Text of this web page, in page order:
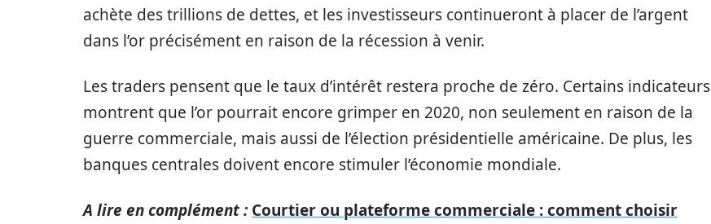
achète des trillions de dettes, et les investisseurs continueront à placer de l’argent
dans l’or précisément en raison de la récession à venir.
Les traders pensent que le taux d’intérêt restera proche de zéro. Certains indicateurs
montrent que l’or pourrait encore grimper en 2020, non seulement en raison de la
guerre commerciale, mais aussi de l’élection présidentielle américaine. De plus, les
banques centrales doivent encore stimuler l’économie mondiale.
A lire en complément : Courtier ou plateforme commerciale : comment choisir